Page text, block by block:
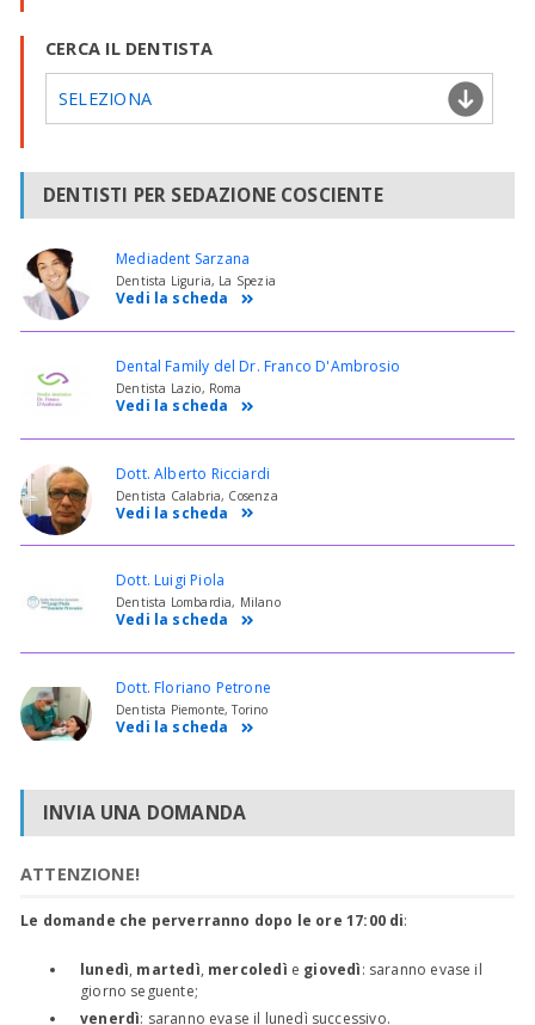
CERCA IL DENTISTA
SELEZIONA
DENTISTI PER SEDAZIONE COSCIENTE
Mediadent Sarzana
Dentista Liguria, La Spezia
Vedi la scheda
Dental Family del Dr. Franco D'Ambrosio
Dentista Lazio, Roma
Vedi la scheda
Dott. Alberto Ricciardi
Dentista Calabria, Cosenza
Vedi la scheda
Dott. Luigi Piola
Dentista Lombardia, Milano
Vedi la scheda
Dott. Floriano Petrone
Dentista Piemonte, Torino
Vedi la scheda
INVIA UNA DOMANDA
ATTENZIONE!
Le domande che perverranno dopo le ore 17:00 di:
lunedì, martedì, mercoledì e giovedì: saranno evase il
giorno seguente;
venerdì: saranno evase il lunedì successivo.